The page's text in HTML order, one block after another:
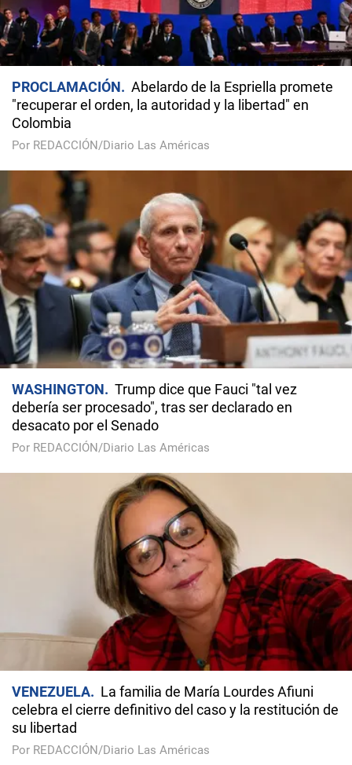
PROCLAMACIÓN
Abelardo de la Espriella promete
"recuperar el orden, la autoridad y la libertad" en
Colombia
Por REDACCIÓN/Diario Las Américas
WASHINGTON
Trump dice que Fauci "tal vez
debería ser procesado", tras ser declarado en
desacato por el Senado
Por REDACCIÓN/Diario Las Américas
VENEZUELA
La familia de María Lourdes Afiuni
celebra el cierre definitivo del caso y la restitución de
su libertad
Por REDACCIÓN/Diario Las Américas